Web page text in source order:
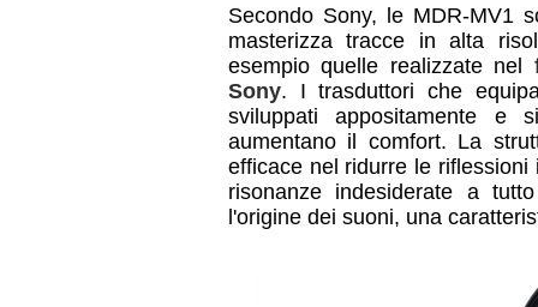
Secondo Sony, le MDR-MV1
masterizza tracce in alta
esempio quelle realizzate nel
Sony. I trasduttori che
sviluppati appositamente e
aumentano il comfort. La
efficace nel ridurre le
risonanze indesiderate a
l'origine dei suoni, una